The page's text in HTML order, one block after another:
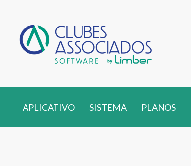
APLICATIVO SISTEMA PLANOS